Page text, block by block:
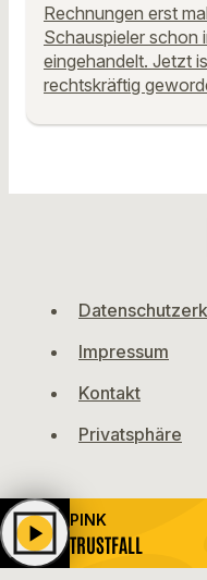
Rechnungen erst
Schauspieler schon
eingehandelt. Jetzt
rechtskräftig
Impressum
Kontakt
Privatsphäre
PINK
TRUSTFALL
play_arrow